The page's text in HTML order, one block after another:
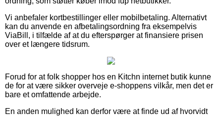
Vi anbefaler kortbestillinger eller mobilbetaling. Alternativt
kan du anvende en afbetalingsordning fra eksempelvis
ViaBill, i tilfælde af at du efterspørger at finansiere prisen
over et længere tidsrum.
Forud for at folk shopper hos en Kitchn internet butik kunne
de for at være sikker overveje e-shoppens vilkår, men det er
bare et omfattende arbejde.
En anden mulighed kan derfor være at finde ud af hvorvidt